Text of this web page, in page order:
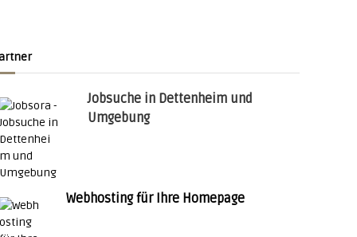
Jobsuche in Dettenheim und
Umgebung
Webhosting für Ihre Homepage